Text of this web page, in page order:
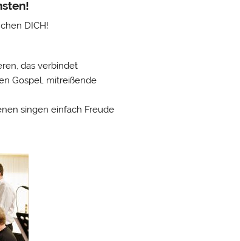
DICH!
das verbindet
Gospel, mitreißende
singen einfach Freude